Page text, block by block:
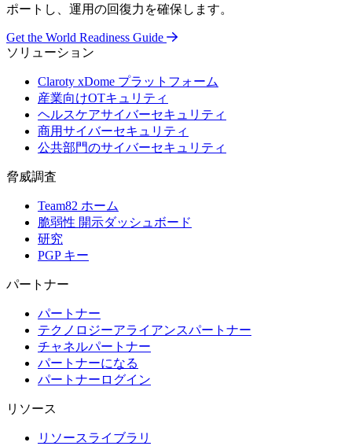
ポートし、運用の回復力を確保します。
Get the World Readiness Guide
ソリューション
Claroty xDome プラットフォーム
産業向けOTキュリティ
ヘルスケアサイバーセキュリティ
商用サイバーセキュリティ
公共部門のサイバーセキュリティ
脅威調査
Team82 ホーム
脆弱性 開示ダッシュボード
研究
PGP キー
パートナー
パートナー
テクノロジーアライアンスパートナー
チャネルパートナー
パートナーになる
パートナーログイン
リソース
リソースライブラリ